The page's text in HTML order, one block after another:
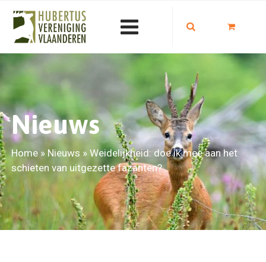
Nieuws
Home» Nieuws »Weidelijkheid: doe ik mee aan het
schieten van uitgezette fazanten?